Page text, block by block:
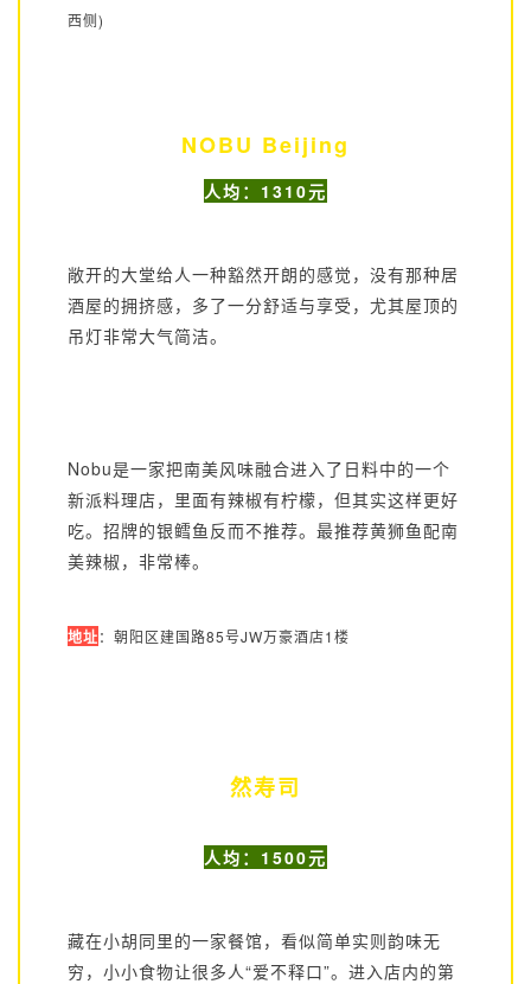
西侧)
NOBU Beijing
人均：1310元
敞开的大堂给人一种豁然开朗的感觉，没有那种居
酒屋的拥挤感，多了一分舒适与享受，尤其屋顶的
吊灯非常大气简洁。
Nobu是一家把南美风味融合进入了日料中的一个
新派料理店，里面有辣椒有柠檬，但其实这样更好
吃。招牌的银鳕鱼反而不推荐。最推荐黄狮鱼配南
美辣椒，非常棒。
地址：朝阳区建国路85号JW万豪酒店1楼
然寿司
人均：1500元
藏在小胡同里的一家餐馆，看似简单实则韵味无
穷，小小食物让很多人“爱不释口”。进入店内的第